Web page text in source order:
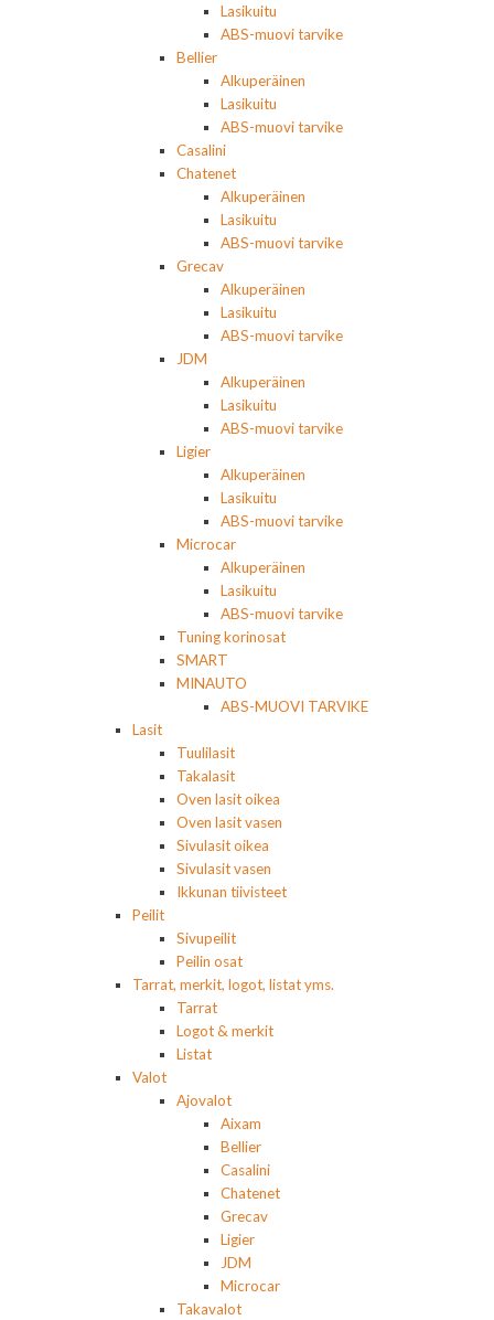
Lasikuitu
ABS-muovi tarvike
Bellier
Alkuperäinen
Lasikuitu
ABS-muovi tarvike
Casalini
Chatenet
Alkuperäinen
Lasikuitu
ABS-muovi tarvike
Grecav
Alkuperäinen
Lasikuitu
ABS-muovi tarvike
JDM
Alkuperäinen
Lasikuitu
ABS-muovi tarvike
Ligier
Alkuperäinen
Lasikuitu
ABS-muovi tarvike
Microcar
Alkuperäinen
Lasikuitu
ABS-muovi tarvike
Tuning korinosat
SMART
MINAUTO
ABS-MUOVI TARVIKE
Lasit
Tuulilasit
Takalasit
Oven lasit oikea
Oven lasit vasen
Sivulasit oikea
Sivulasit vasen
Ikkunan tiivisteet
Peilit
Sivupeilit
Peilin osat
Tarrat, merkit, logot, listat yms.
Tarrat
Logot & merkit
Listat
Valot
Ajovalot
Aixam
Bellier
Casalini
Chatenet
Grecav
Ligier
JDM
Microcar
Takavalot